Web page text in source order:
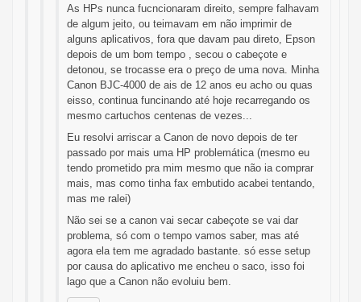
As HPs nunca fucncionaram direito, sempre falhavam
de algum jeito, ou teimavam em não imprimir de
alguns aplicativos, fora que davam pau direto, Epson
depois de um bom tempo , secou o cabeçote e
detonou, se trocasse era o preço de uma nova. Minha
Canon BJC-4000 de ais de 12 anos eu acho ou quas
eisso, continua funcinando até hoje recarregando os
mesmo cartuchos centenas de vezes...
Eu resolvi arriscar a Canon de novo depois de ter
passado por mais uma HP problemática (mesmo eu
tendo prometido pra mim mesmo que não ia comprar
mais, mas como tinha fax embutido acabei tentando,
mas me ralei)
Não sei se a canon vai secar cabeçote se vai dar
problema, só com o tempo vamos saber, mas até
agora ela tem me agradado bastante. só esse setup
por causa do aplicativo me encheu o saco, isso foi
lago que a Canon não evoluiu bem.